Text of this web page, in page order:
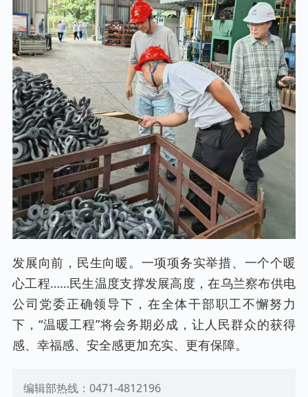
发展向前，民生向暖。一项项务实举措、一个个暖
心工程……民生温度支撑发展高度，在乌兰察布供电
公司党委正确领导下，在全体干部职工不懈努力
下，“温暖工程”将会务期必成，让人民群众的获得
感、幸福感、安全感更加充实、更有保障。
编辑部热线：0471-4812196